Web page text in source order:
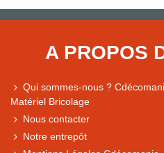
A PROPOS
Qui sommes-nous ?
Matériel Bricolage
Nous contacter
Notre entrepôt